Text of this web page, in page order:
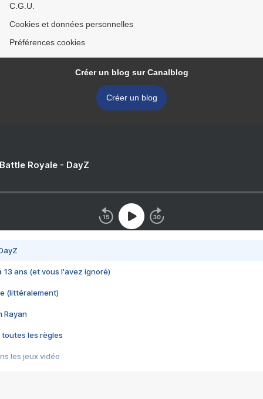
C.G.U.
Cookies et données personnelles
Préférences cookies
Créer un blog sur Canalblog
Créer un blog
Royale - DayZ
13 ans (et vous l'avez ignoré)
(littéralement)
Rayan
toutes les règles
les jeux vidéo